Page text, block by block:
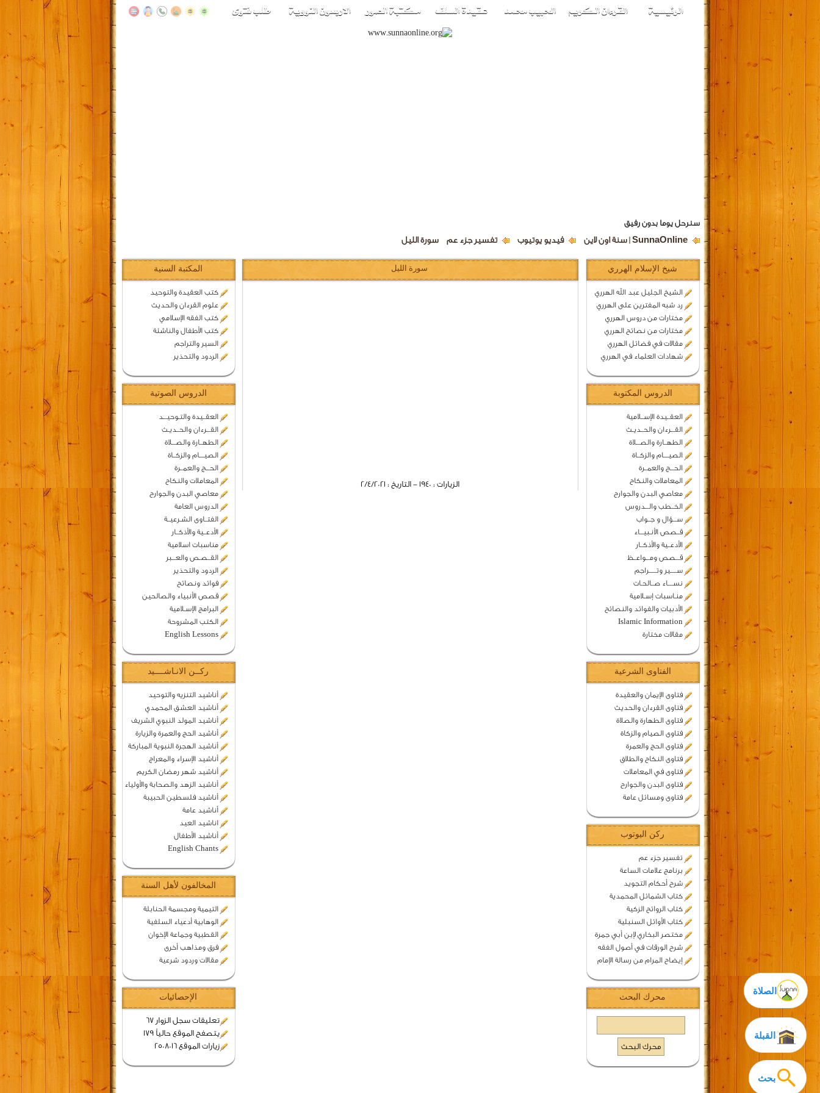
سنرحل يوما بدون رفيق
SunnaOnline | سنة اون لاين فيديو يوتيوب تفسير جزء عم سورة الليل
بحث
الصلاة
شيخ الإسلام الهرري
الشيخ الجليل عبد الله الهرري
رد شبه المفترين على الهرري
مختارات من دروس الهرري
مختارات من نصائح الهرري
مقالات في فضائل الهرري
شهادات العلماء في الهرري
الدروس المكتوبة
العقــيدة الإســلامية
القـــرءان والحــديـث
الطهــارة والصـــلاة
الصيــــام والزكــاة
الحـــج والعمــرة
المعاملات والنكاح
معاصي البدن والجوارح
الخــطب والـــدروس
ســـؤال و جــواب
قــصص الأنـبيـــاء
الأدعــية والأذكــار
قـــصص ومـــواعــظ
ســـــير وتــــــراجم
نســــاء صــالحـات
منـاسبات إسـلامية
الأدبيات والفوائد والنصائح
Islamic Information
مقالات مختارة
الفتاوى الشرعية
فتاوى الإيمان والعقيدة
فتاوى القرءان والحديث
فتاوى الطهارة والصلاة
فتاوى الصيام والزكاة
فتاوى الحج والعمرة
فتاوى النكاح والطلاق
فتاوى في المعاملات
فتاوى البدن والجوارح
فتاوى ومسائل عامة
ركن اليوتوب
تفسير جزء عم
برنامج علامات الساعة
شرح أحكام التجويد
كتاب الشمائل المحمدية
كتاب الروائح الزكية
كتاب الأوائل السنبلية
مختصر البخاري لإبن أبي جمرة
شرح الورقات في أصول الفقه
إيضاح المرام من رسالة الإمام
محرك البحث
القبلة
المكتبة السنية
كتب العقيدة والتوحيد
علوم القرءان والحديث
كتب الفقه الإسلامي
كتب الأطفال والناشئة
السير والتراجم
الردود والتحذير
الدروس الصوتية
العقــيدة والتـوحيـــد
القـــرءان والحــديـث
الطهــارة والصـــلاة
الصيــــام والزكــاة
الحـــج والعمــرة
المعاملات والنكاح
معاصي البدن والجوارح
الدروس العامة
الفتــاوى الشـرعيــة
الأدعــية والأذكــار
مناسبات اسلامية
القــصـص والعـــبر
الردود والتحذير
فوائد ونصائح
قصص الأنبياء والصالحين
البرامج الإسـلامية
الكتب المشروحة
English Lessons
ركــن الانـاشــــيد
أناشيد التنزيه والتوحيد
أناشيد العشق المحمدي
أناشيد المولد النبوي الشريف
أناشيد الحج والعمرة والزيارة
أناشيد الهجرة النبوية المباركة
أناشيد الإسراء والمعراج
أناشيد شهر رمضان الكريم
أناشيد الزهد والصحابة والأولياء
أناشيد فلسطين الحبيبة
أناشيد عامة
اناشيد العيد
أناشيد الأطفال
English Chants
المخالفون لأهل السنة
التيمية ومجسمة الحنابلة
الوهابية أدعياء السلفية
القطبية وجماعة الإخوان
فرق ومذاهب أخرى
مقالات وردود شرعية
الإحصائيات
تعليقات سجل الزوار 67
يتصفح الموقع حالياً 179
زيارات الموقع 2508016
سورة الليل
الزيارات : 1940 - التاريخ : 2/4/2021